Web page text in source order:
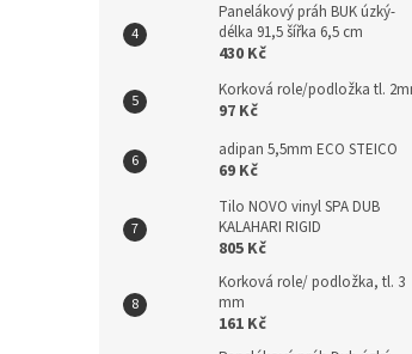
Panelákový práh BUK úzký-
délka 91,5 šířka 6,5 cm
430 Kč
Korková role/podložka tl.
97 Kč
adipan 5,5mm ECO STEICO
69 Kč
Tilo NOVO vinyl SPA DUB
KALAHARI RIGID
805 Kč
Korková role/ podložka, tl. 3
mm
161 Kč